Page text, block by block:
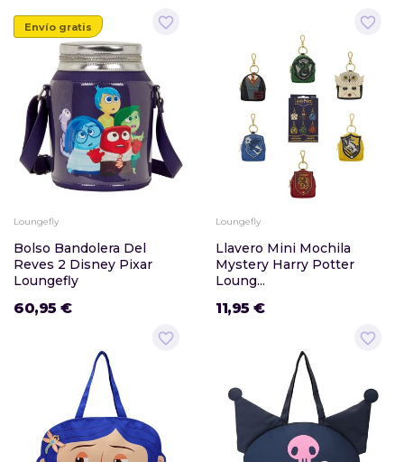
favorite_border
Envío gratis
Loungefly
Bolso Bandolera Del
Reves 2 Disney Pixar
Loungefly
60,95 €
favorite_border
Loungefly
Llavero Mini Mochila
Mystery Harry Potter
Loung...
11,95 €
favorite_border favorite_border